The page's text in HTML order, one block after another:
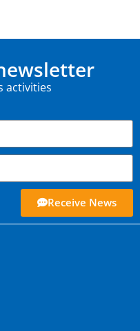
activities
Receive News